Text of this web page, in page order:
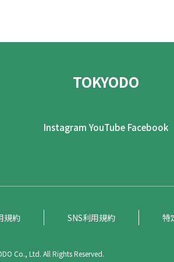
TOKYODO
Instagram YouTube Facebook
規約 SNS利用規約 特
Co., Ltd. All Rights Reserved.